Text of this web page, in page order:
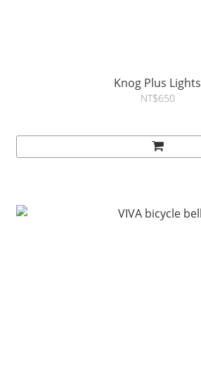
Knog Plus Lights
NT$650